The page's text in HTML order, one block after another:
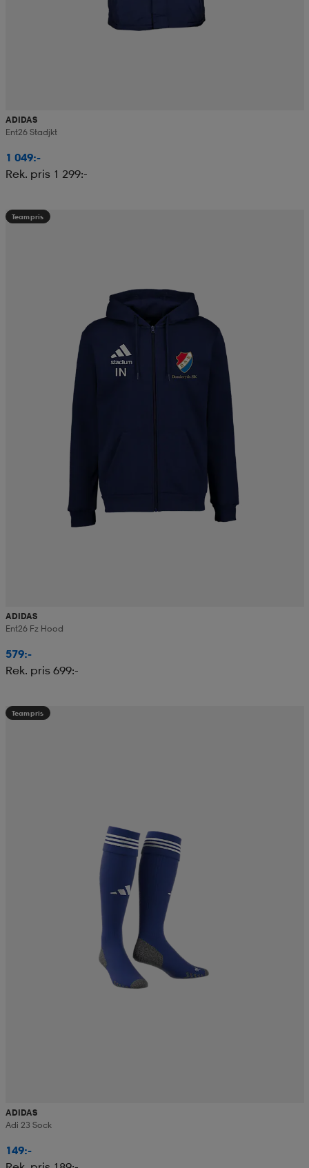
ADIDAS
Ent26 Stadjkt
1 049:-
Rek. pris 1 299:-
Teampris
ADIDAS
Ent26 Fz Hood
579:-
Rek. pris 699:-
Teampris
ADIDAS
Adi 23 Sock
149:-